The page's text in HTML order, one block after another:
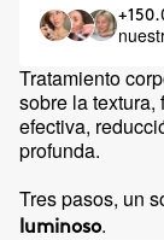
Tratamiento
sobre la
efectiva,
profunda.
Tres pasos, un
luminoso.